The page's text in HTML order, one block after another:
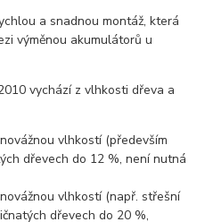
a snadnou montáž, která
výměnou akumulátorů u
vychází z vlhkosti dřeva a
vlhkostí (především
dřevech do 12 %, není nutná
vlhkostí (např. střešní
dřevech do 20 %,